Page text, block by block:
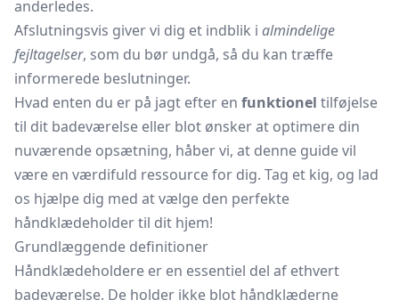
anderledes.
Afslutningsvis giver vi dig et indblik i almindelige
fejltagelser, som du bør undgå, så du kan træffe
informerede beslutninger.
Hvad enten du er på jagt efter en funktionel tilføjelse
til dit badeværelse eller blot ønsker at optimere din
nuværende opsætning, håber vi, at denne guide vil
være en værdifuld ressource for dig. Tag et kig, og lad
os hjælpe dig med at vælge den perfekte
håndklædeholder til dit hjem!
Grundlæggende definitioner
Håndklædeholdere er en essentiel del af ethvert
badeværelse. De holder ikke blot håndklæderne